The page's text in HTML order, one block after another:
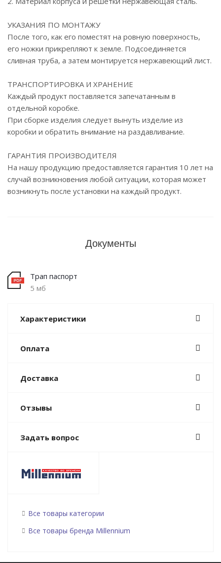
УКАЗАНИЯ ПО МОНТАЖУ
После того, как его поместят на ровную поверхность,
его ножки прикрепляют к земле. Подсоединяется
сливная труба, а затем монтируется нержавеющий лист.
ТРАНСПОРТИРОВКА И ХРАНЕНИЕ
Каждый продукт поставляется запечатанным в
отдельной коробке.
При сборке изделия следует вынуть изделие из
коробки и обратить внимание на раздавливание.
ГАРАНТИЯ ПРОИЗВОДИТЕЛЯ
На нашу продукцию предоставляется гарантия 10 лет на
случай возникновения любой ситуации, которая может
возникнуть после установки на каждый продукт.
Документы
Трап паспорт
5 мб
Характеристики
Оплата
Доставка
Отзывы
Задать вопрос
Все товары категории
Все товары бренда Millennium